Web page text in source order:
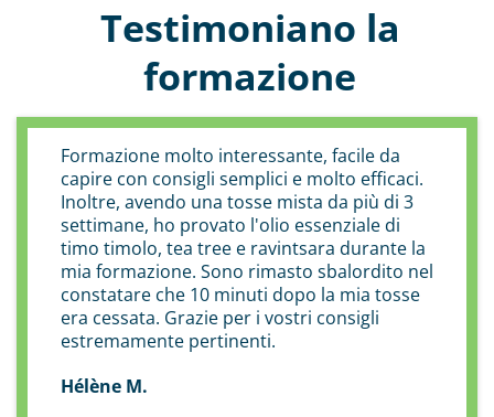
Testimoniano la
formazione
Formazione molto interessante, facile da
capire con consigli semplici e molto efficaci.
Inoltre, avendo una tosse mista da più di 3
settimane, ho provato l'olio essenziale di
timo timolo, tea tree e ravintsara durante la
mia formazione. Sono rimasto sbalordito nel
constatare che 10 minuti dopo la mia tosse
era cessata. Grazie per i vostri consigli
estremamente pertinenti.
Hélène M.